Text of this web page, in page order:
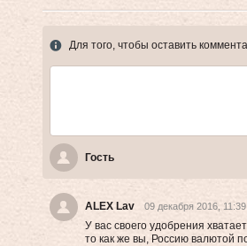
Для того, чтобы оставить
Гость
ALEX Lav 09 декабря 2016, 11:39
У вас своего удобрения
то как же вы, Россию валютой